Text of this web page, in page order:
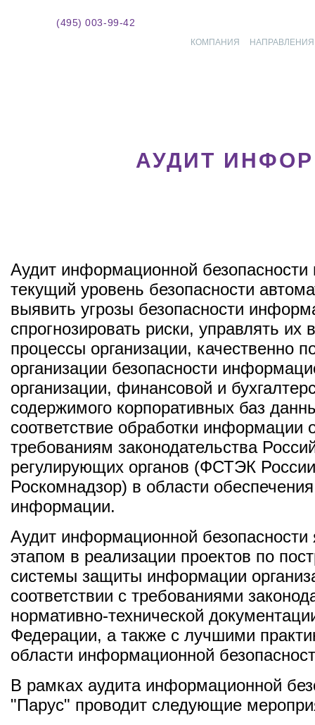
(495) 003-99-42
КОМПАНИЯ НАПРАВЛЕНИЯ
АУДИТ
Аудит информационной безопасности
текущий уровень безопасности
выявить угрозы безопасности
спрогнозировать риски, управлять их
процессы организации, качественно
организации безопасности
организации, финансовой и
содержимого корпоративных баз
соответствие обработки информации
требованиям законодательства
регулирующих органов (ФСТЭК
Роскомнадзор) в области
информации.
Аудит информационной
этапом в реализации проектов по
системы защиты информации
соответствии с требованиями
нормативно-технической
Федерации, а также с лучшими
области информационной
В рамках аудита информационной
"Парус" проводит следующие